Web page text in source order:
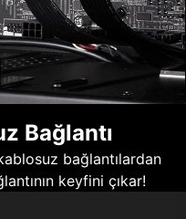
Bağlantı
bağlantılardan
keyfini çıkar!